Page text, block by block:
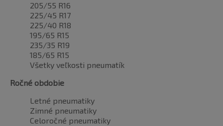
205/55 R16
225/45 R17
225/40 R18
195/65 R15
235/35 R19
185/65 R15
Všetky veľkosti pneumatík
Ročné obdobie
Letné pneumatiky
Zimné pneumatiky
Celoročné pneumatiky